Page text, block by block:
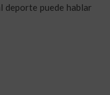
deporte puede hablar